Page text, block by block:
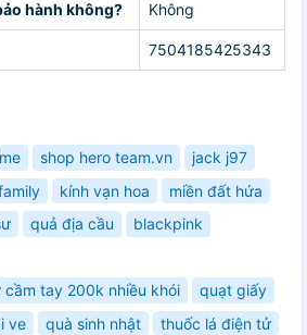
hành không? Không
7504185425343
shop hero team.vn
jack j97
kính vạn hoa
miền đất hứa
quả địa cầu
blackpink
tay 200k nhiều khói
quạt giấy
ve quà sinh nhật
thuốc lá điện tử